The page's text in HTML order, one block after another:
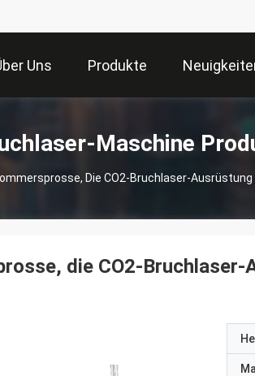
Uns Produkte
Maschine
Die CO2-Bruchlaser-
die CO2-